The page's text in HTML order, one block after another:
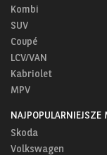
Kombi
SUV
Coupé
LCV/VAN
Kabriolet
MPV
NAJPOPULARNIEJSZE
Skoda
Volkswagen